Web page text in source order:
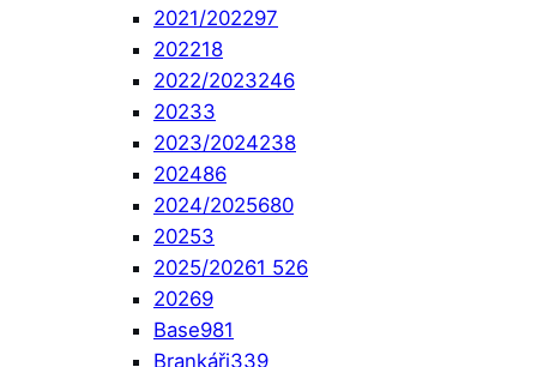
2021/202297
202218
2022/2023246
20233
2023/2024238
202486
2024/2025680
20253
2025/20261 526
20269
Base981
Brankáři339